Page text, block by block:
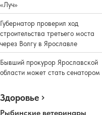
«Луч»
Губернатор проверил ход
строительства третьего моста
через Волгу в Ярославле
Бывший прокурор Ярославской
области может стать сенатором
Здоровье
Рыбинские ветеринары